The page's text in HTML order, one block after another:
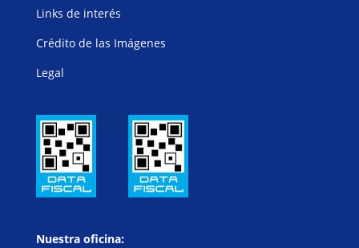
Links de interés
Crédito de las Imágenes
Legal
Nuestra oficina: